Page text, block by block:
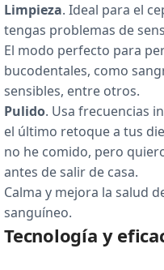
Limpieza. Ideal para el
tengas problemas de
El modo perfecto para
bucodentales, como
sensibles, entre otros.
Pulido. Usa frecuencias
el último retoque a tus
no he comido, pero
antes de salir de casa.
Calma y mejora la salud
sanguíneo.
Tecnología y